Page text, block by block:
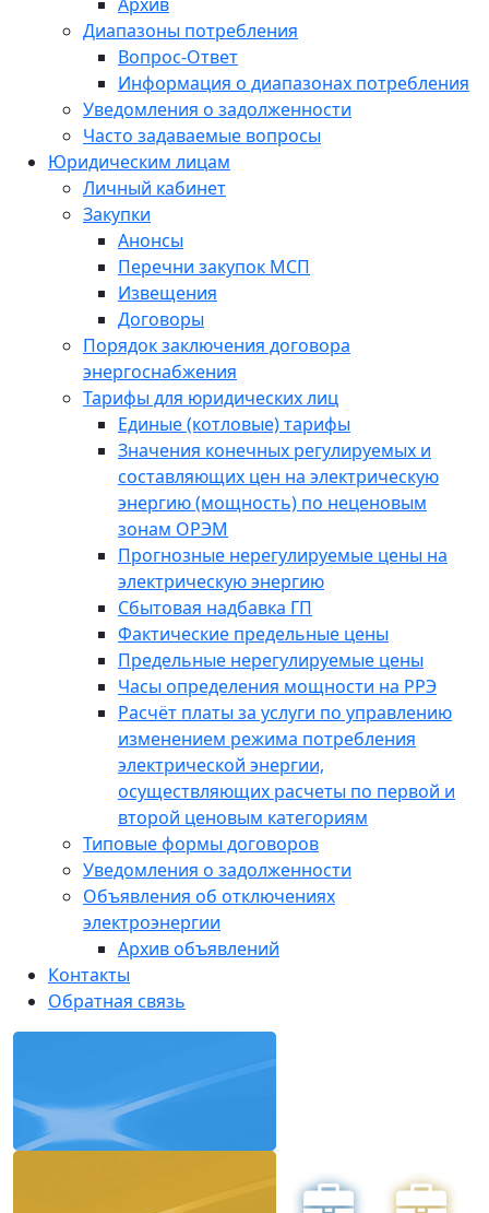
Диапазоны потребления
Вопрос-Ответ
Информация о диапазонах потребления
Уведомления о задолженности
Часто задаваемые вопросы
Юридическим лицам
Личный кабинет
Закупки
Анонсы
Перечни закупок МСП
Извещения
Договоры
Порядок заключения договора
энергоснабжения
Тарифы для юридических лиц
Единые (котловые) тарифы
Значения конечных регулируемых и
составляющих цен на электрическую
энергию (мощность) по неценовым
зонам ОРЭМ
Прогнозные нерегулируемые цены на
электрическую энергию
Сбытовая надбавка ГП
Фактические предельные цены
Предельные нерегулируемые цены
Часы определения мощности на РРЭ
Расчёт платы за услуги по управлению
изменением режима потребления
электрической энергии,
осуществляющих расчеты по первой и
второй ценовым категориям
Типовые формы договоров
Уведомления о задолженности
Объявления об отключениях
электроэнергии
Архив объявлений
Контакты
Обратная связь